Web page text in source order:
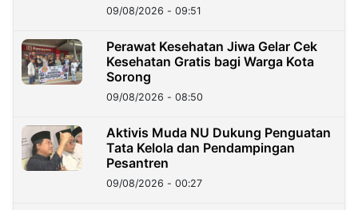
09/08/2026 - 09:51
Perawat Kesehatan Jiwa Gelar Cek
Kesehatan Gratis bagi Warga Kota
Sorong
09/08/2026 - 08:50
Aktivis Muda NU Dukung Penguatan
Tata Kelola dan Pendampingan
Pesantren
09/08/2026 - 00:27